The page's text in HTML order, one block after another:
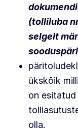
(tolliluba
selgelt
ükskõik
on esitatud
olla.